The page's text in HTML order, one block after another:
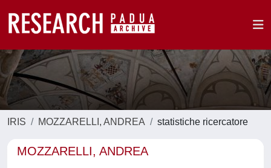
IRIS MOZZARELLI, ANDREA statistiche ricercatore
MOZZARELLI, ANDREA